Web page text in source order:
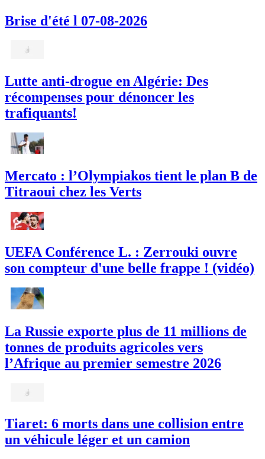
Brise d'été l 07-08-2026
Lutte anti-drogue en Algérie: Des
récompenses pour dénoncer les
trafiquants!
Mercato : l’Olympiakos tient le plan B de
Titraoui chez les Verts
UEFA Conférence L. : Zerrouki ouvre
son compteur d'une belle frappe ! (vidéo)
La Russie exporte plus de 11 millions de
tonnes de produits agricoles vers
l’Afrique au premier semestre 2026
Tiaret: 6 morts dans une collision entre
un véhicule léger et un camion